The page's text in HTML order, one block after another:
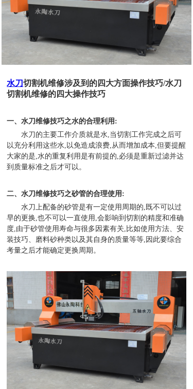
联系永陶
水刀切割机维修涉及到的四大方面操作技巧/水刀
切割机维修的四大操作技巧
一、水刀维修技巧之水的合理利用:
水刀的主要工作介质就是水,当切割工作完成之后可
以充分利用这些水,以免造成浪费,从而增加成本,但要提醒
大家的是,水的重复利用是有前提的,必须是重新过滤并达
到质量标准之后才可以。
二、水刀维修技巧之砂管的合理使用:
水刀上配备的砂管是有一定使用周期的,既不可以过
早的更换,也不可以一直使用,会影响到切割的精度和准确
度,由于砂管使用寿命与很多因素有关,比如使用方法、安
装技巧、磨料砂种类以及其自身的质量等等,因此要综合
考量之后才能确定更换周期。